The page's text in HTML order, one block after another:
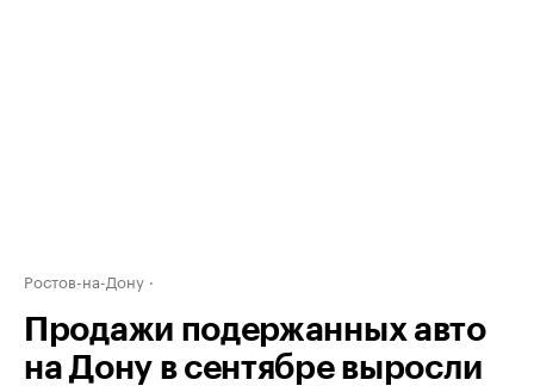
Ростов-на-Дону
Продажи подержанных авто
на Дону в сентябре выросли